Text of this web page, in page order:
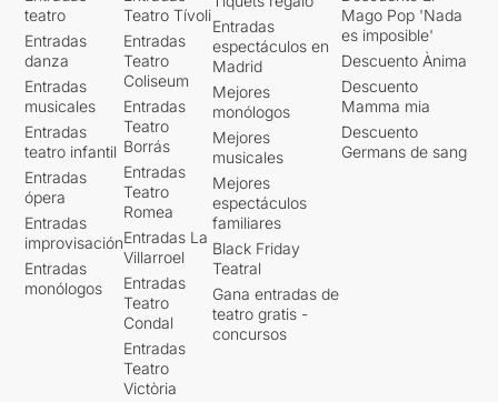
teatro
Entradas
danza
Entradas
musicales
Entradas
teatro infantil
Entradas
ópera
Entradas
improvisación
Entradas
monólogos
Teatro Tívoli
Entradas
Teatro
Coliseum
Entradas
Teatro
Borrás
Entradas
Teatro
Romea
Entradas La
Villarroel
Entradas
Teatro
Condal
Entradas
Teatro
Victòria
Entradas
espectáculos en
Madrid
Mejores
monólogos
Mejores
musicales
Mejores
espectáculos
familiares
Black Friday
Teatral
Gana entradas de
teatro gratis -
concursos
Mago Pop 'Nada
es imposible'
Descuento Ànima
Descuento
Mamma mia
Descuento
Germans de sang